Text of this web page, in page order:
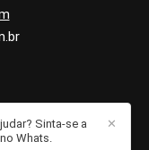
✕
Sinta-se a
Whats.